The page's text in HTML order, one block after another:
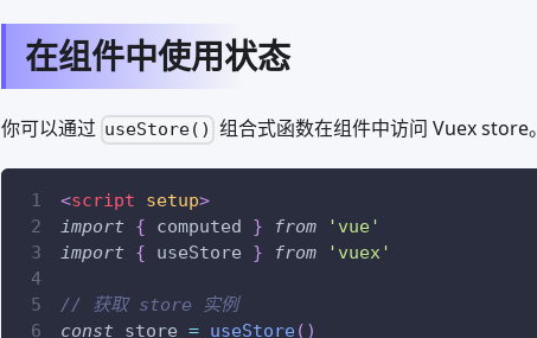
在组件中使用状态
你可以通过 useStore() 组合式函数在组件中访问 Vuex store。
<script setup>
import
{ computed } from
'vue'
import
{ useStore } from 'vuex'
// 获取 store 实例
const store = useStore( )